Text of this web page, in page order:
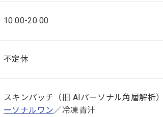
10:00-20:00
不定休
スキンパッチ（旧 AIパーソナル角層解析
ーソナルワン／冷凍青汁